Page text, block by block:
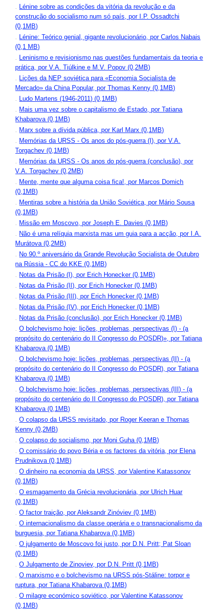
. Lénine sobre as condições da vitória da revolução e da
construção do socialismo num só país, por I.P. Ossadtchi
(0,1MB)
. Lénine: Teórico genial, gigante revolucionário, por Carlos Nabais
(0,1 MB)
. Leninismo e revisionismo nas questões fundamentais da teoria e
prática, por V.A. Tiúlkine e M.V. Popov (0,2MB)
. Lições da NEP soviética para «Economia Socialista de
Mercado» da China Popular, por Thomas Kenny (0,1MB)
. Ludo Martens (1946-2011) (0,1MB)
. Mais uma vez sobre o capitalismo de Estado, por Tatiana
Khabarova (0,1MB)
. Marx sobre a dívida pública, por Karl Marx (0,1MB)
. Memórias da URSS - Os anos do pós-guerra (I), por V.A.
Torgachev (0,1MB)
. Memórias da URSS - Os anos do pós-guerra (conclusão), por
V.A. Torgachev (0,2MB)
. Mente, mente que alguma coisa fica!, por Marcos Domich
(0,1MB)
. Mentiras sobre a história da União Soviética, por Mário Sousa
(0,1MB)
. Missão em Moscovo, por Joseph E. Davies (0,1MB)
. Não é uma relíquia marxista mas um guia para a acção, por I.A.
Murátova (0,2MB)
. No 90.º aniversário da Grande Revolução Socialista de Outubro
na Rússia - CC do KKE (0,1MB)
. Notas da Prisão (I), por Erich Honecker (0,1MB)
. Notas da Prisão (II), por Erich Honecker (0,1MB)
. Notas da Prisão (III), por Erich Honecker (0,1MB)
. Notas da Prisão (IV), por Erich Honecker (0,1MB)
. Notas da Prisão (conclusão), por Erich Honecker (0,1MB)
.O bolchevismo hoje: lições, problemas, perspectivas (I) - (a
propósito do centenário do II Congresso do POSDR)», por Tatiana
Khabarova (0,1MB)
.O bolchevismo hoje: lições, problemas, perspectivas (II) - (a
propósito do centenário do II Congresso do POSDR), por Tatiana
Khabarova (0,1MB)
.O bolchevismo hoje: lições, problemas, perspectivas (III) - (a
propósito do centenário do II Congresso do POSDR), por Tatiana
Khabarova (0,1MB)
.O colapso da URSS revisitado, por Roger Keeran e Thomas
Kenny (0,2MB)
.O colapso do socialismo, por Moni Guha (0,1MB)
.O comissário do povo Béria e os factores da vitória, por Elena
Prudnikova (0,1MB)
.O dinheiro na economia da URSS, por Valentine Katassonov
(0,1MB)
.O esmagamento da Grécia revolucionária, por Ulrich Huar
(0,1MB)
.O factor traição, por Aleksandr Zinóviev (0,1MB)
.O internacionalismo da classe operária e o transnacionalismo da
burguesia, por Tatiana Khabarova (0,1MB)
.O julgamento de Moscovo foi justo, por D.N. Pritt; Pat Sloan
(0,1MB)
.O Julgamento de Zinoviev, por D.N. Pritt (0,1MB)
.O marxismo e o bolchevismo na URSS pós-Stáline: torpor e
ruptura, por Tatiana Khabarova (0,1MB)
.O milagre económico soviético, por Valentine Katassonov
(0,1MB)